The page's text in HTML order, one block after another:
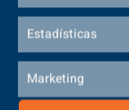
Estadísticas
Marketing